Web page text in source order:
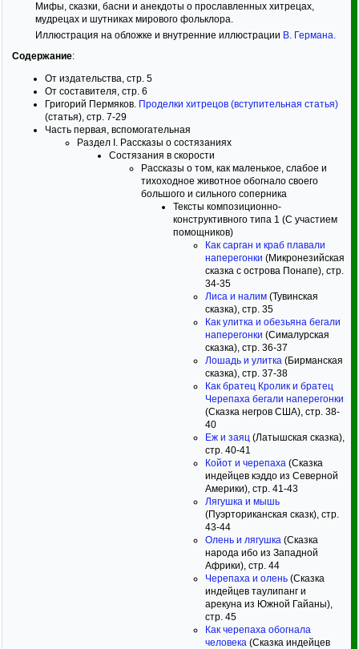
Мифы, сказки, басни и анекдоты о прославленных хитрецах,
мудрецах и шутниках мирового фольклора.
Иллюстрация на обложке и внутренние иллюстрации В. Германа.
Содержание:
От издательства, стр. 5
От составителя, стр. 6
Григорий Пермяков. Проделки хитрецов (вступительная статья)
(статья), стр. 7-29
Часть первая, вспомогательная
Раздел I. Рассказы о состязаниях
Состязания в скорости
Рассказы о том, как маленькое, слабое и
тихоходное животное обогнало своего
большого и сильного соперника
Тексты композиционно-
конструктивного типа 1 (С участием
помощников)
Как сарган и краб плавали
наперегонки (Микронезийская
сказка с острова Понапе), стр.
34-35
Лиса и налим (Тувинская
сказка), стр. 35
Как улитка и обезьяна бегали
наперегонки (Сималурская
сказка), стр. 36-37
Лошадь и улитка (Бирманская
сказка), стр. 37-38
Как братец Кролик и братец
Черепаха бегали наперегонки
(Сказка негров США), стр. 38-
40
Еж и заяц (Латышская сказка),
стр. 40-41
Койот и черепаха (Сказка
индейцев кэддо из Северной
Америки), стр. 41-43
Лягушка и мышь
(Пуэрториканская сказк), стр.
43-44
Олень и лягушка (Сказка
народа ибо из Западной
Африки), стр. 44
Черепаха и олень (Сказка
индейцев таулипанг и
арекуна из Южной Гайаны),
стр. 45
Как черепаха обогнала
человека (Сказка индейцев